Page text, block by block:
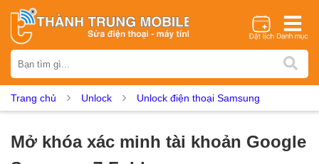
iPhone Samsung Oppo Xiaomi Realme Vivo
Nokia Google Pixel OnePlus
Trang chủ Unlock Unlock điện thoại Samsung
Mở khóa xác minh tài khoản Google